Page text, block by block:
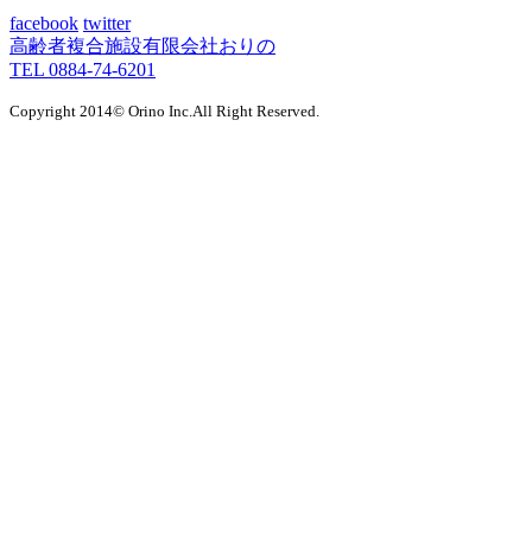
facebook twitter
高齢者複合施設有限会社おりの
TEL 0884-74-6201
Copyright 2014© Orino Inc.All Right Reserved.